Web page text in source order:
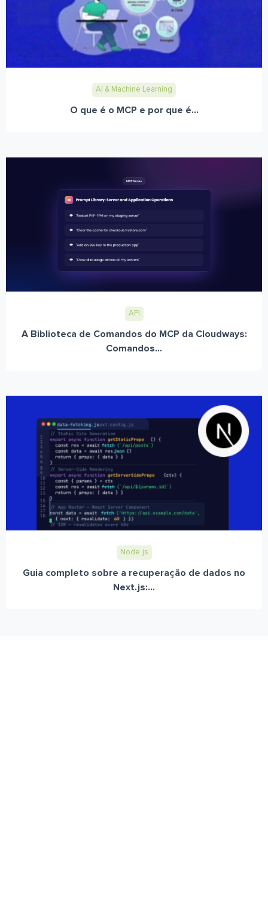
AI & Machine Learning
O que é o MCP e por que é...
API
A Biblioteca de Comandos do MCP da Cloudways:
Comandos...
Node.js
Guia completo sobre a recuperação de dados no
Next.js:...